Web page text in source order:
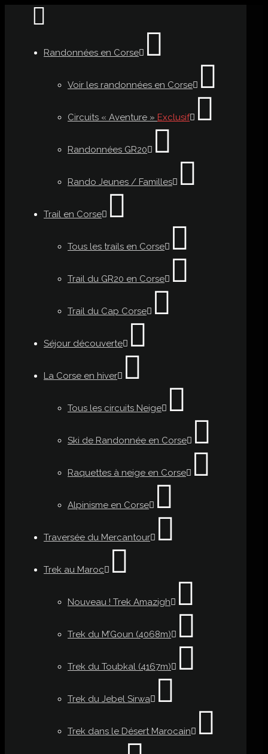
Randonnées en Corse
Voir les randonnées en Corse
Circuits « Aventure » Exclusif
Randonnées GR20
Rando Jeunes / Familles
Trail en Corse
Tous les trails en Corse
Trail du GR20 en Corse
Trail du Cap Corse
Séjour découverte
La Corse en hiver
Tous les circuits Neige
Ski de Randonnée en Corse
Raquettes à neige en Corse
Alpinisme en Corse
Traversée du Mercantour
Trek au Maroc
Nouveau ! Trek Amazigh
Trek du M’Goun (4068m)
Trek du Toubkal (4167m)
Trek du Jebel Sirwa
Trek dans le Désert Marocain